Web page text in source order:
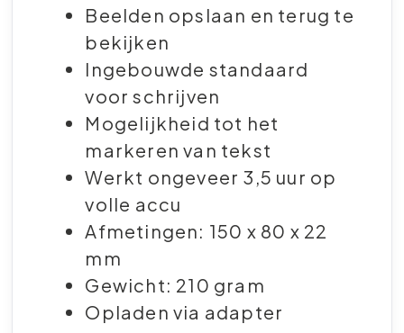
Beelden opslaan en terug te
bekijken
Ingebouwde standaard
voor schrijven
Mogelijkheid tot het
markeren van tekst
Werkt ongeveer 3,5 uur op
volle accu
Afmetingen: 150 x 80 x 22
mm
Gewicht: 210 gram
Opladen via adapter